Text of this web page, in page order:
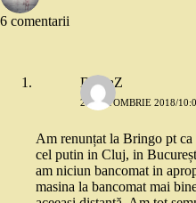
6 comentarii
DianaZ
27 OCTOMBRIE 2018/
Am renunțat la Bringo pt ca
cel putin in Cluj, in
am niciun bancomat in
masina la bancomat mai